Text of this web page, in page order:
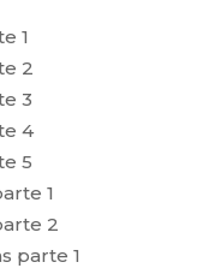
1
2
3
4
5
1
2
parte 1